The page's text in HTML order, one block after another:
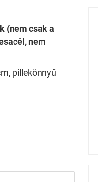
(nem csak a
nem
pillekönnyű